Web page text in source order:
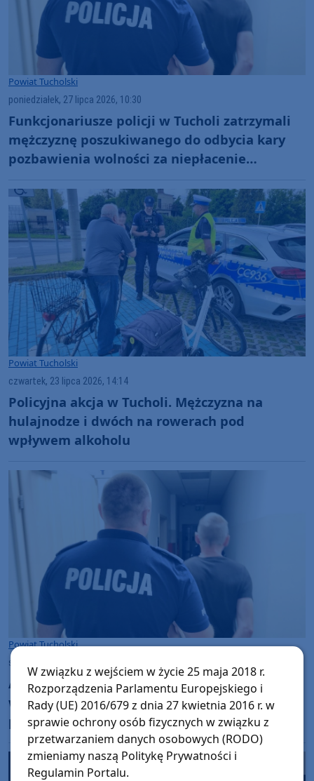
Powiat Tucholski
poniedziałek, 27 lipca 2026, 10:30
Funkcjonariusze policji w Tucholi zatrzymali
mężczyznę poszukiwanego do odbycia kary
pozbawienia wolności za niepłacenie
Powiat Tucholski
czwartek, 23 lipca 2026, 14:14
Policyjna akcja w Tucholi. Mężczyzna na
hulajnodze i dwóch na rowerach pod
wpływem alkoholu
Powiat Tucholski
środa, 22 lipca 2026, 10:24
Alimenciarz, który ukrywał się przed
wymiarem sprawiedliwości zatrzymany w
powiecie tucholskim. Jest już za kratami
W związku z wejściem w życie 25 maja 2018 r.
Rozporządzenia Parlamentu Europejskiego i
Rady (UE) 2016/679 z dnia 27 kwietnia 2016 r. w
sprawie ochrony osób fizycznych w związku z
przetwarzaniem danych osobowych (RODO)
zmieniamy naszą Politykę Prywatności i
Regulamin Portalu.